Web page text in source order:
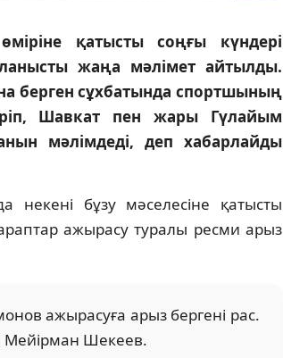
қатысты соңғы күндері
жаңа мәлімет айтылды.
берген сұхбатында спортшының
Шавкат пен жары Гүлайым
мәлімдеді, деп хабарлайды
некені бұзу мәселесіне қатысты
ажырасу туралы ресми арыз
ажырасуға арыз бергені рас.
Мейірман Шекеев.